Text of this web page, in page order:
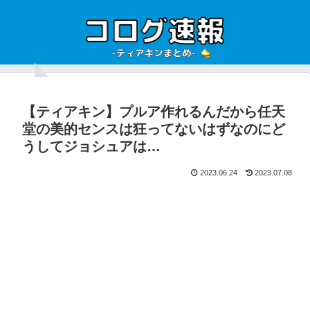
【ティアキン】プルア作れるんだから任天
堂の美的センスは狂ってないはずなのにど
うしてジョシュアは…
2023.06.24 2023.07.08